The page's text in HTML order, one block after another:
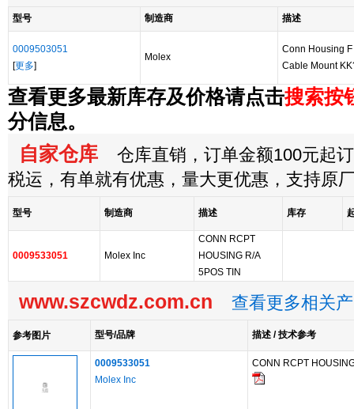
型号 制造商 描述
0009503051
[更多]
Molex
Conn Housing
Cable Mount
查看更多最新库存及价格请点击搜索按
分信息。
自家仓库 仓库直销，订单金额100元起
税运，有单就有优惠，量大更优惠，支持原
型号 制造商 描述 库存
0009533051 Molex Inc
CONN RCPT
HOUSING R/A
5POS TIN
www.szcwdz.com.cn 查看更多相关
参考图片 型号/品牌 描述 / 技术参考
0009533051
Molex Inc
CONN RCPT